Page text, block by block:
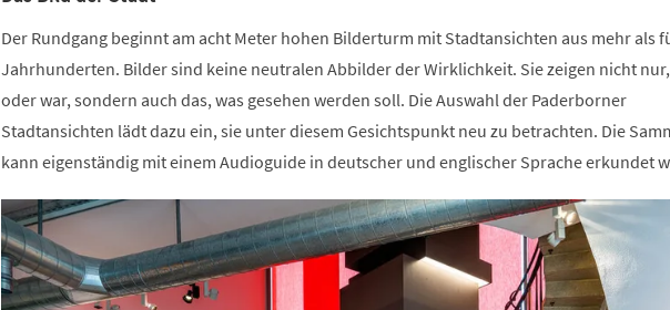
Der Rundgang beginnt am acht Meter hohen Bilderturm mit Stadtansichten aus mehr als
Jahrhunderten. Bilder sind keine neutralen Abbilder der Wirklichkeit. Sie zeigen nicht
oder war, sondern auch das, was gesehen werden soll. Die Auswahl der Paderborner
Stadtansichten lädt dazu ein, sie unter diesem Gesichtspunkt neu zu betrachten. Die
kann eigenständig mit einem Audioguide in deutscher und englischer Sprache erkundet